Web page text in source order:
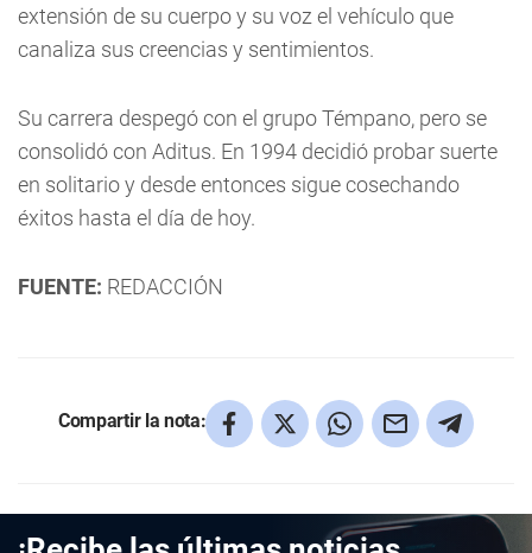
extensión de su cuerpo y su voz el vehículo que
canaliza sus creencias y sentimientos.
Su carrera despegó con el grupo Témpano, pero se
consolidó con Aditus. En 1994 decidió probar suerte
en solitario y desde entonces sigue cosechando
éxitos hasta el día de hoy.
FUENTE: REDACCIÓN
Compartir la nota: